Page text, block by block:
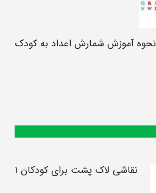
نحوه آموزش شمارش اعداد به کودک
نقاشی لاک پشت برای کودکان ۱